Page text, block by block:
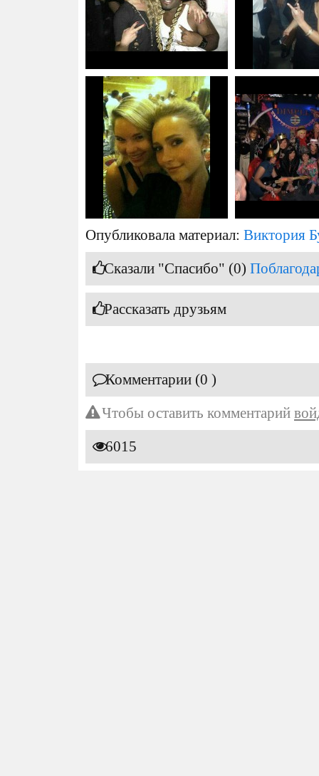
Опубликовала материал: Виктория
Сказали "Спасибо" (0)
Рассказать друзьям
Комментарии (0 )
Чтобы оставить комментарий
6015